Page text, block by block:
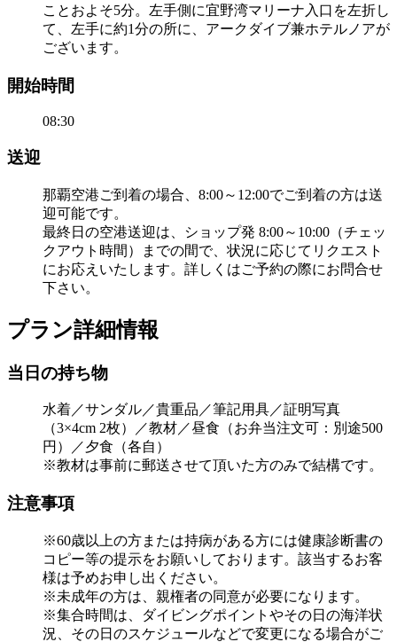
ことおよそ5分。左手側に宜野湾マリーナ入口を左折し
て、左手に約1分の所に、アークダイブ兼ホテルノアが
ございます。
開始時間
08:30
送迎
那覇空港ご到着の場合、8:00～12:00でご到着の方は送
迎可能です。
最終日の空港送迎は、ショップ発 8:00～10:00（チェッ
クアウト時間）までの間で、状況に応じてリクエスト
にお応えいたします。詳しくはご予約の際にお問合せ
下さい。
プラン詳細情報
当日の持ち物
水着／サンダル／貴重品／筆記用具／証明写真
（3×4cm 2枚）／教材／昼食（お弁当注文可：別途500
円）／夕食（各自）
※教材は事前に郵送させて頂いた方のみで結構です。
注意事項
※60歳以上の方または持病がある方には健康診断書の
コピー等の提示をお願いしております。該当するお客
様は予めお申し出ください。
※未成年の方は、親権者の同意が必要になります。
※集合時間は、ダイビングポイントやその日の海洋状
況、その日のスケジュールなどで変更になる場合がご